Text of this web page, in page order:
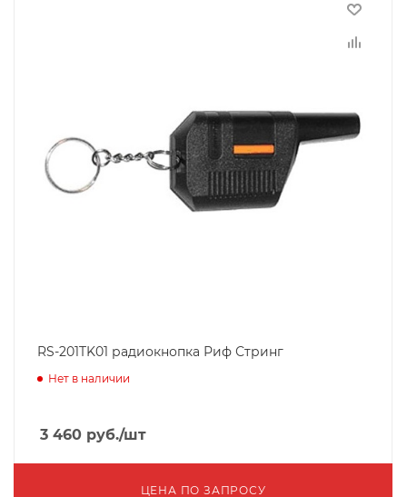
RS-201TK01 радиокнопка Риф Стринг
Нет в наличии
3 460 руб./шт
ЦЕНА ПО ЗАПРОСУ